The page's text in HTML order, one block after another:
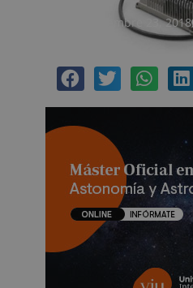
noviembre 23, 2018